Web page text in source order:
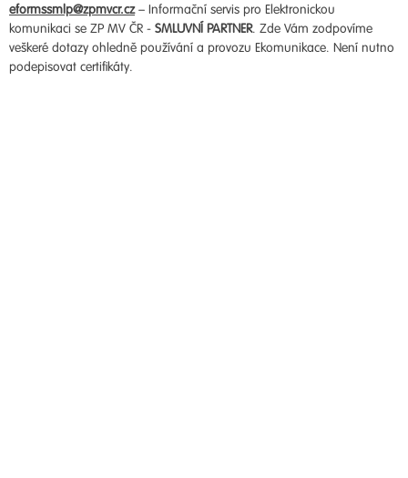
eformssmlp@zpmvcr.cz– Informační servis pro Elektronickou
komunikaci se ZP MV ČR - SMLUVNÍ PARTNER. Zde Vám zodpovíme
veškeré dotazy ohledně používání a provozu Ekomunikace. Není nutno
podepisovat certifikáty.